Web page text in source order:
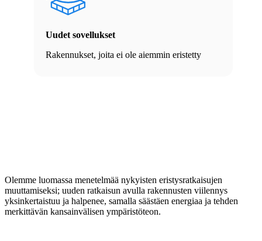
Uudet sovellukset
Rakennukset, joita ei ole aiemmin eristetty
Olemme luomassa menetelmää nykyisten eristysratkaisujen
muuttamiseksi; uuden ratkaisun avulla rakennusten viilennys
yksinkertaistuu ja halpenee, samalla säästäen energiaa ja tehden
merkittävän kansainvälisen ympäristöteon.